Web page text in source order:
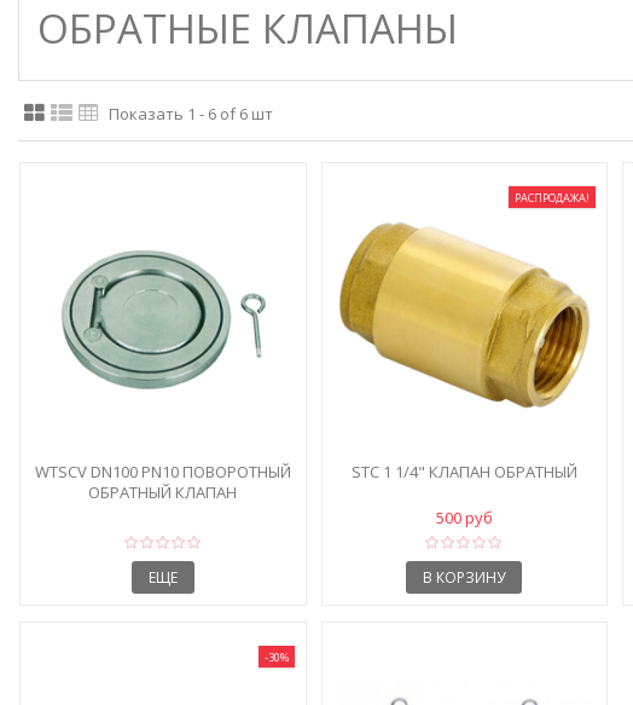
ОБРАТНЫЕ КЛАПАНЫ
Показать 1 - 6 of 6 шт
WTSCV DN100 PN10 ПОВОРОТНЫЙ
ОБРАТНЫЙ КЛАПАН
ЕЩЕ
РАСПРОДАЖА!
STC 1 1/4" КЛАПАН ОБРАТНЫЙ
500 руб
В КОРЗИНУ
-30%